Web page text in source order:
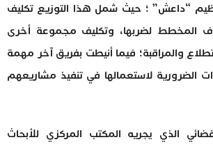
“داعش” ؛ حيث شمل هذا التوزيع تكليف
المخطط لضربها، وتكليف مجموعة أخرى
والمراقبة؛ فيما أنيطت بفريق آخر مهمة
الضرورية لاستعمالها في تنفيذ مشاريعهم
الذي يجريه المكتب المركزي للأبحاث